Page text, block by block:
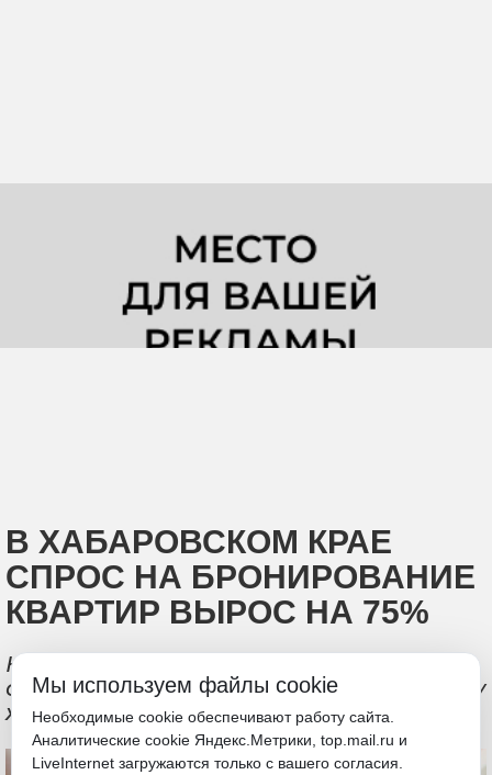
В ХАБАРОВСКОМ КРАЕ
СПРОС НА БРОНИРОВАНИЕ
КВАРТИР ВЫРОС НА 75%
На Дальнем Востоке зафиксирован
самый заметный рост спроса на аренду
жилья в июньские выходные
Мы используем файлы cookie
Необходимые cookie обеспечивают работу сайта.
Аналитические cookie Яндекс.Метрики, top.mail.ru и
LiveInternet загружаются только с вашего согласия.